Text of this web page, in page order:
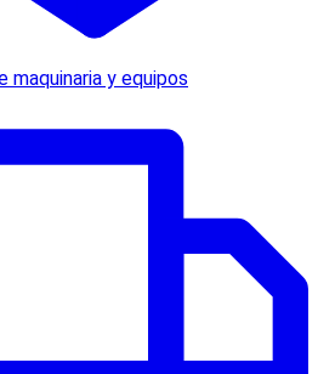
maquinaria y equipos